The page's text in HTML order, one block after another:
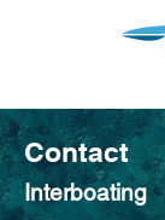
Contact
Interboating